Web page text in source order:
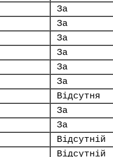
За
За
За
За
За
За
Відсутня
За
За
Відсутній
Відсутній